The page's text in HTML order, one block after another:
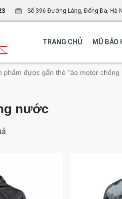
Số 396 Đường Láng, Đống Đa, Hà
TRANG CHỦ MŨ BẢO
phẩm được gắn thẻ “áo motor chống
nước